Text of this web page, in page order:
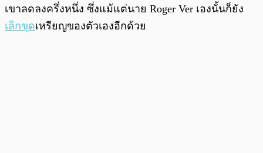
เขาลดลงครึ่งหนึ่ง ซึ่งแม้แต่นาย Roger Ver เองนั้นก็ยัง
เลิกขุดเหรียญของตัวเองอีกด้วย